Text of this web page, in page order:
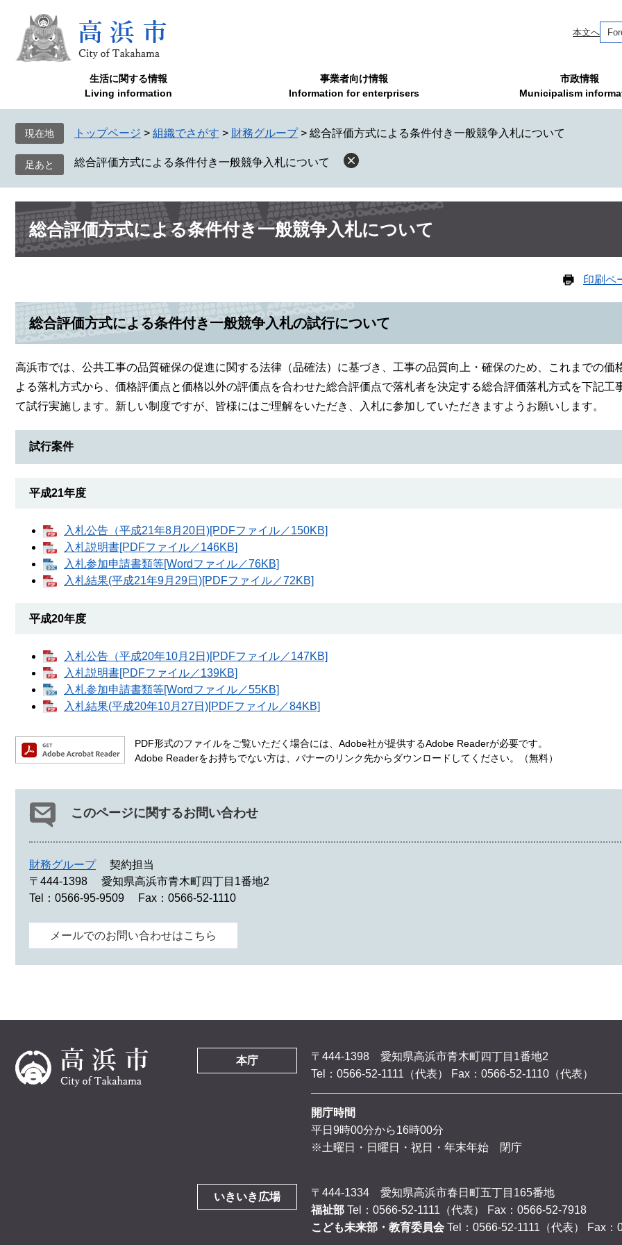
で
ば
へ
本文へ
生活に関する情報
Living information
事業者向け情報
Information for enterprisers
市政情報
Municipalism
現在地 トップページ > 組織でさがす > 財務グループ > 総合評価方式による条件付き一般競争入札について
総合評価方式による条件付き一般競争入札について
本
文 総合評価方式による条件付き一般競争入札について
印刷ペ
総合評価方式による条件付き一般競争入札の試行について
高浜市では、公共工事の品質確保の促進に関する法律（品確法）に基づき、工事の品質向上・確保のため、これまでの価
よる落札方式から、価格評価点と価格以外の評価点を合わせた総合評価点で落札者を決定する総合評価落札方式を下記工
て試行実施します。新しい制度ですが、皆様にはご理解をいただき、入札に参加していただきますようお願いします。
試行案件
平成21年度
入札公告（平成21年8月20日)[PDFファイル／150KB]
入札説明書[PDFファイル／146KB]
入札参加申請書類等[Wordファイル／76KB]
入札結果(平成21年9月29日)[PDFファイル／72KB]
平成20年度
入札公告（平成20年10月2日)[PDFファイル／147KB]
入札説明書[PDFファイル／139KB]
入札参加申請書類等[Wordファイル／55KB]
入札結果(平成20年10月27日)[PDFファイル／84KB]
PDF形式のファイルをご覧いただく場合には、Adobe社が提供するAdobe Readerが必要です。
Adobe Readerをお持ちでない方は、バナーのリンク先からダウンロードしてください。（無料）
このページに関するお問い合わせ
財務グループ
契約担当
〒444-1398
愛知県高浜市青木町四丁目1番地2
Tel：0566-95-9509
Fax：0566-52-1110
メールでのお問い合わせはこちら
本庁
〒444-1398 愛知県高浜市青木町四丁目1番地2
Tel：0566-52-1111（代表）
Fax：0566-52-1110（代表）
開庁時間
平日9時00分から16時00分
※土曜日・日曜日・祝日・年末年始 閉庁
いきいき広場
〒444-1334 愛知県高浜市春日町五丁目165番地
福祉部 Tel：0566-52-1111（代表）
Fax：0566-52-7918
こども未来部・教育委員会 Tel：0566-52-1111（代表） Fax：